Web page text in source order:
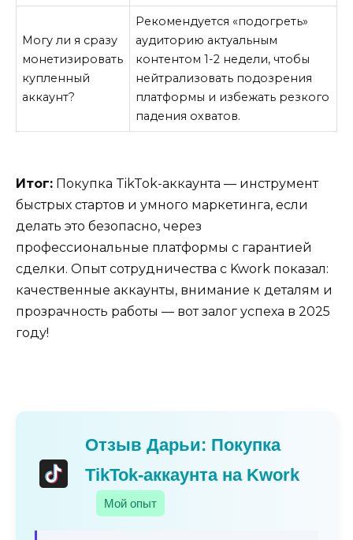
Могу ли я сразу
монетизировать
купленный
аккаунт?
Рекомендуется «подогреть»
аудиторию актуальным
контентом 1-2 недели, чтобы
нейтрализовать подозрения
платформы и избежать резкого
падения охватов.
Итог: Покупка TikTok-аккаунта — инструмент
быстрых стартов и умного маркетинга, если
делать это безопасно, через
профессиональные платформы с гарантией
сделки. Опыт сотрудничества с Kwork показал:
качественные аккаунты, внимание к деталям и
прозрачность работы — вот залог успеха в 2025
году!
Отзыв Дарьи: Покупка
TikTok-аккаунта на Kwork
Мой опыт